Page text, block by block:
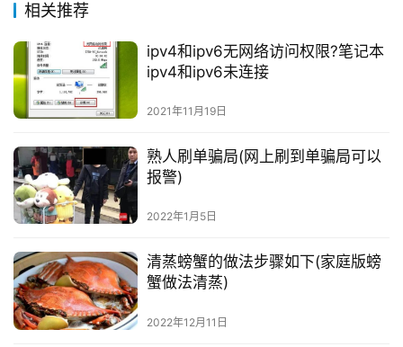
相关推荐
ipv4和ipv6无网络访问权限?笔记本
ipv4和ipv6未连接
2021年11月19日
熟人刷单骗局(网上刷到单骗局可以
报警)
2022年1月5日
清蒸螃蟹的做法步骤如下(家庭版螃
蟹做法清蒸)
2022年12月11日